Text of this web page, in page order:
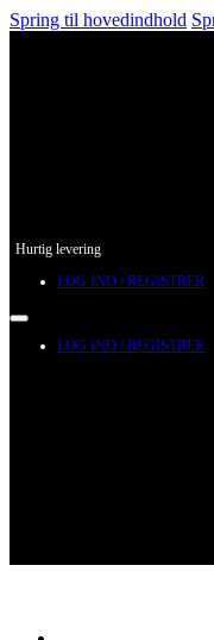
Spring til hovedindhold
Hurtig levering
LOG IND / REGISTRER
LOG IND / REGISTRER